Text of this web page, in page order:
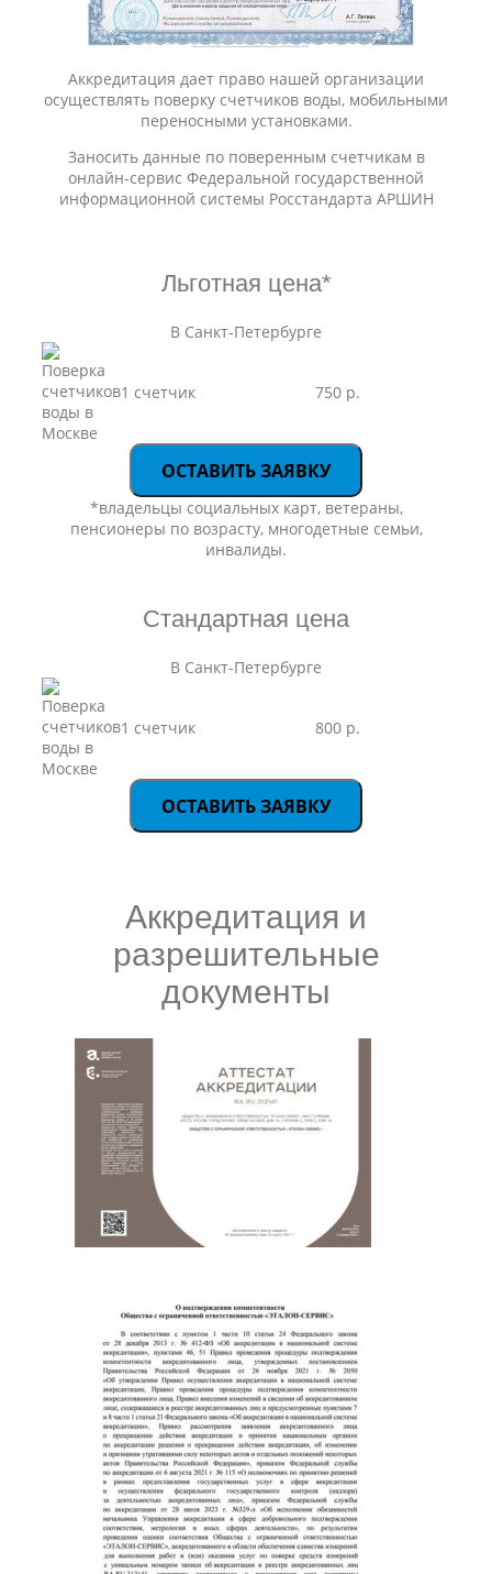
Аккредитация дает право нашей организации
осуществлять поверку счетчиков воды, мобильными
переносными установками.
Заносить данные по поверенным счетчикам в
онлайн-сервис Федеральной государственной
информационной системы Росстандарта АРШИН
Льготная цена*
В Санкт-Петербурге
1 счетчик 750 р.
ОСТАВИТЬ ЗАЯВКУ
*владельцы социальных карт, ветераны,
пенсионеры по возрасту, многодетные семьи,
инвалиды.
Стандартная цена
В Санкт-Петербурге
1 счетчик 800 р.
ОСТАВИТЬ ЗАЯВКУ
Аккредитация и
разрешительные
документы